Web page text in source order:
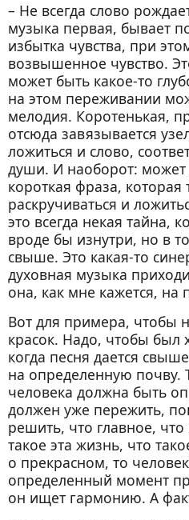
– Не всегда слово
музыка первая, бывает
избытка чувства, при
возвышенное чувство.
может быть какое-то
на этом переживании
мелодия. Коротенькая,
отсюда завязывается
ложиться и слово,
души. И наоборот: может
короткая фраза,
раскручиваться и
это всегда некая тайна,
вроде бы изнутри, но в
свыше. Это какая-то
духовная музыка
она, как мне кажется, на
Вот для примера, чтобы
красок. Надо, чтобы был
когда песня дается
на определенную почву.
человека должна быть
должен уже пережить,
решить, что главное,
такое эта жизнь, что
о прекрасном, то
определенный момент
он ищет гармонию. А